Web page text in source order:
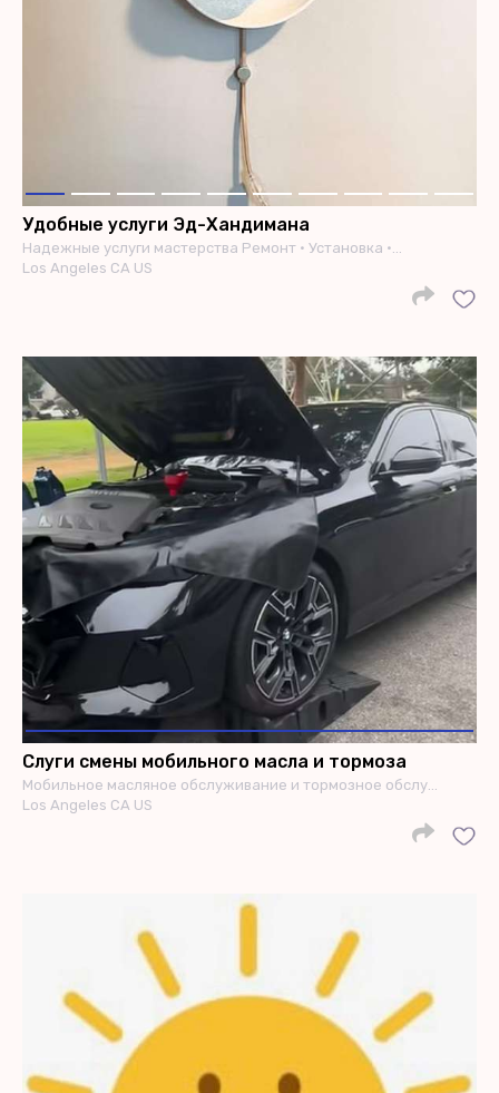
Удобные услуги Эд-Хандимана
Надежные услуги мастерства Ремонт • Установка •…
Los Angeles CA US
Слуги смены мобильного масла и тормоза
Мобильное масляное обслуживание и тормозное обслу…
Los Angeles CA US